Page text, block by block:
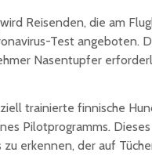
wird Reisenden, die am
Test angeboten.
Nasentupfer
trainierte finnische
Pilotprogramms.
erkennen, der auf